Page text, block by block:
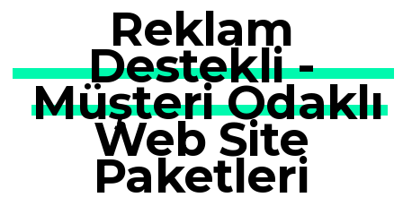
Reklam
Destekli -
Müşteri Odaklı
Web Site
Paketleri